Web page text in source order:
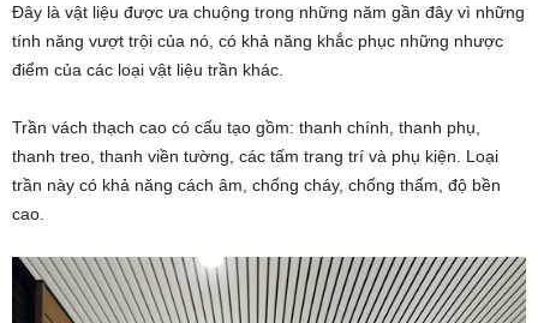
Đây là vật liệu được ưa chuộng trong những năm gần đây vì những
tính năng vượt trội của nó, có khả năng khắc phục những nhược
điểm của các loại vật liệu trần khác.
Trần vách thạch cao có cấu tạo gồm: thanh chính, thanh phụ,
thanh treo, thanh viền tường, các tấm trang trí và phụ kiện. Loại
trần này có khả năng cách âm, chống cháy, chống thấm, độ bền
cao.